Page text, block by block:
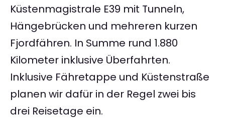
Küstenmagistrale E39 mit Tunneln,
Hängebrücken und mehreren kurzen
Fjordfähren. In Summe rund 1.880
Kilometer inklusive Überfahrten.
Inklusive Fähretappe und Küstenstraße
planen wir dafür in der Regel zwei bis
drei Reisetage ein.